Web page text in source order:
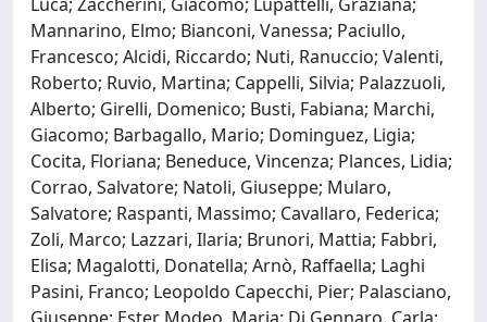
Mannarino, Elmo; Bianconi, Vanessa; Paciullo,
Francesco; Alcidi, Riccardo; Nuti, Ranuccio; Valenti,
Roberto; Ruvio, Martina; Cappelli, Silvia; Palazzuoli,
Alberto; Girelli, Domenico; Busti, Fabiana; Marchi,
Giacomo; Barbagallo, Mario; Dominguez, Ligia;
Cocita, Floriana; Beneduce, Vincenza; Plances, Lidia;
Corrao, Salvatore; Natoli, Giuseppe; Mularo,
Salvatore; Raspanti, Massimo; Cavallaro, Federica;
Zoli, Marco; Lazzari, Ilaria; Brunori, Mattia; Fabbri,
Elisa; Magalotti, Donatella; Arnò, Raffaella; Laghi
Pasini, Franco; Leopoldo Capecchi, Pier; Palasciano,